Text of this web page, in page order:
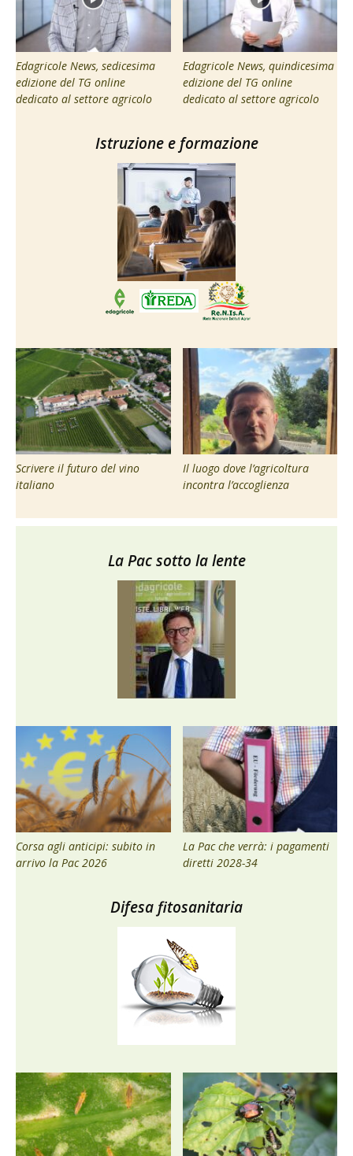
Edagricole News, sedicesima
edizione del TG online
dedicato al settore agricolo
Edagricole News, quindicesima
edizione del TG online
dedicato al settore agricolo
Istruzione e formazione
Scrivere il futuro del vino
italiano
Il luogo dove l’agricoltura
incontra l’accoglienza
La Pac sotto la lente
Corsa agli anticipi: subito in
arrivo la Pac 2026
La Pac che verrà: i pagamenti
diretti 2028-34
Difesa fitosanitaria